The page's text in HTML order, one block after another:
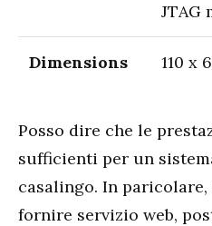
JTAG
Dimensions 110 x
Posso dire che le
sufficienti per un
casalingo. In
fornire servizio web,